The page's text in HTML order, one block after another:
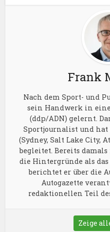
Frank
Nach dem Sport- und
sein Handwerk in
(ddp/ADN) gelernt.
Sportjournalist und
(Sydney, Salt Lake City,
begleitet. Bereits
die Hintergründe als das
berichtet er über die
Autogazette
redaktionellen Teil
Zeige